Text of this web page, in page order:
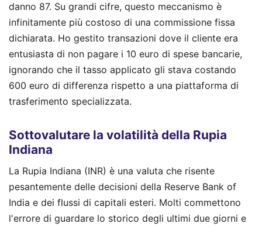
danno 87. Su grandi cifre, questo meccanismo è
infinitamente più costoso di una commissione fissa
dichiarata. Ho gestito transazioni dove il cliente era
entusiasta di non pagare i 10 euro di spese bancarie,
ignorando che il tasso applicato gli stava costando
600 euro di differenza rispetto a una piattaforma di
trasferimento specializzata.
Sottovalutare la volatilità della Rupia
Indiana
La Rupia Indiana (INR) è una valuta che risente
pesantemente delle decisioni della Reserve Bank of
India e dei flussi di capitali esteri. Molti commettono
l'errore di guardare lo storico degli ultimi due giorni e